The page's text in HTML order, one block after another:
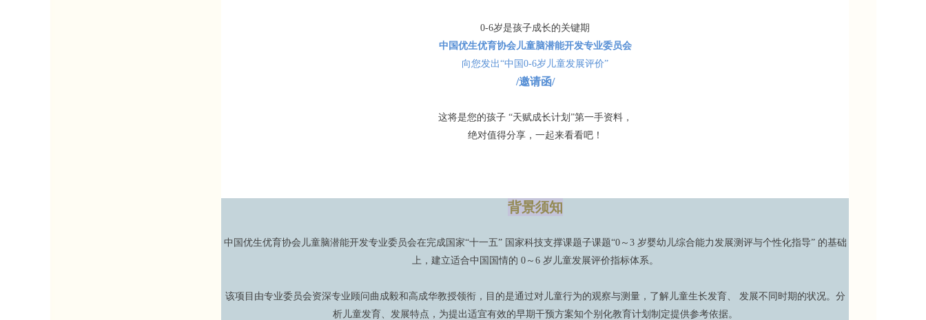
0-6岁是孩子成长的关键期
中国优生优育协会儿童脑潜能开发专业委员会
向您发出“中国0-6岁儿童发展评价”
/邀请函/
这将是您的孩子 “天赋成长计划”第一手资料，
绝对值得分享，一起来看看吧！
背景须知
中国优生优育协会儿童脑潜能开发专业委员会在完成国家“十一五” 国家科技支撑课题子课题“0～3 岁婴幼儿综合能力发展测评与个性化指导” 的基础
上，建立适合中国国情的 0～6 岁儿童发展评价指标体系。
该项目由专业委员会资深专业顾问曲成毅和高成华教授领衔，目的是通过对儿童行为的观察与测量，了解儿童生长发育、 发展不同时期的状况。分
析儿童发育、发展特点，为提出适宜有效的早期干预方案知个别化教育计划制定提供参考依据。